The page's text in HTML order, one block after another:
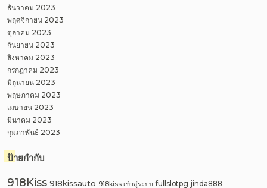
ธันวาคม 2023
พฤศจิกายน 2023
ตุลาคม 2023
กันยายน 2023
สิงหาคม 2023
กรกฎาคม 2023
มิถุนายน 2023
พฤษภาคม 2023
เมษายน 2023
มีนาคม 2023
กุมภาพันธ์ 2023
ป้ายกำกับ
918Kiss 918kissauto 918kiss เข้าสู่ระบบ fullslotpg jinda888